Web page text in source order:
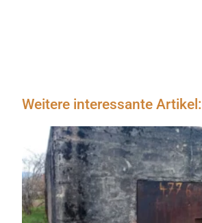
Weitere interessante Artikel: